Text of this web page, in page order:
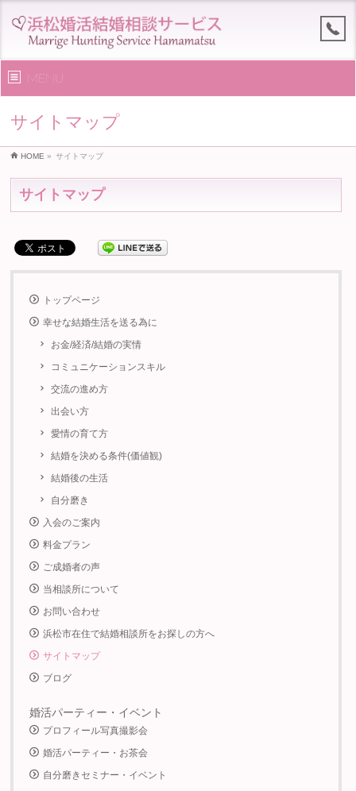
MENU
サイトマップ
HOME » サイトマップ
サイトマップ
トップページ
幸せな結婚生活を送る為に
お金/経済/結婚の実情
コミュニケーションスキル
交流の進め方
出会い方
愛情の育て方
結婚を決める条件(価値観)
結婚後の生活
自分磨き
入会のご案内
料金プラン
ご成婚者の声
当相談所について
お問い合わせ
浜松市在住で結婚相談所をお探しの方へ
サイトマップ
ブログ
婚活パーティー・イベント
プロフィール写真撮影会
婚活パーティー・お茶会
自分磨きセミナー・イベント